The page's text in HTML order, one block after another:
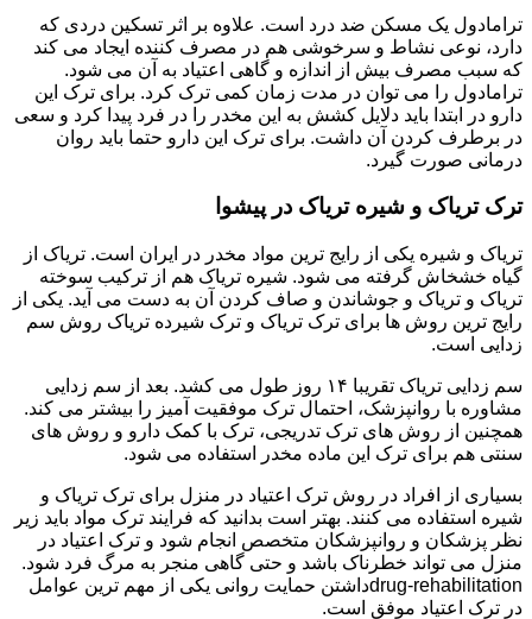
ترامادول یک مسکن ضد درد است. علاوه بر اثر تسکین دردی که
دارد، نوعی نشاط و سرخوشی هم در مصرف کننده ایجاد می کند
که سبب مصرف بیش از اندازه و گاهی اعتیاد به آن می شود.
ترامادول را می توان در مدت زمان کمی ترک کرد. برای ترک این
دارو در ابتدا باید دلایل کشش به این مخدر را در فرد پیدا کرد و سعی
در برطرف کردن آن داشت. برای ترک این دارو حتما باید روان
درمانی صورت گیرد.
ترک تریاک و شیره تریاک در پیشوا
تریاک و شیره یکی از رایج ترین مواد مخدر در ایران است. تریاک از
گیاه خشخاش گرفته می شود. شیره تریاک هم از ترکیب سوخته
تریاک و تریاک و جوشاندن و صاف کردن آن به دست می آید. یکی از
رایج ترین روش ها برای ترک تریاک و ترک شیرده تریاک روش سم
زدایی است.
سم زدایی تریاک تقریبا ۱۴ روز طول می کشد. بعد از سم زدایی
مشاوره با روانپزشک، احتمال ترک موفقیت آمیز را بیشتر می کند.
همچنین از روش های ترک تدریجی، ترک با کمک دارو و روش های
سنتی هم برای ترک این ماده مخدر استفاده می شود.
بسیاری از افراد در روش ترک اعتیاد در منزل برای ترک تریاک و
شیره استفاده می کنند. بهتر است بدانید که فرایند ترک مواد باید زیر
نظر پزشکان و روانپزشکان متخصص انجام شود و ترک اعتیاد در
منزل می تواند خطرناک باشد و حتی گاهی منجر به مرگ فرد شود.
drug-rehabilitationداشتن حمایت روانی یکی از مهم ترین عوامل
در ترک اعتیاد موفق است.